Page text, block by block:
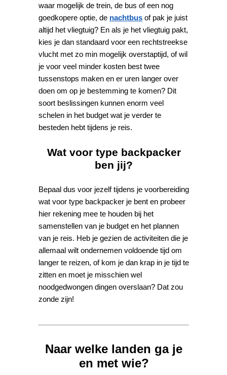
waar mogelijk de trein, de bus of een nog
goedkopere optie, de nachtbus of pak je juist
altijd het vliegtuig? En als je het vliegtuig pakt,
kies je dan standaard voor een rechtstreekse
vlucht met zo min mogelijk overstaptijd, of wil
je voor veel minder kosten best twee
tussenstops maken en er uren langer over
doen om op je bestemming te komen? Dit
soort beslissingen kunnen enorm veel
schelen in het budget wat je verder te
besteden hebt tijdens je reis.
Wat voor type backpacker
ben jij?
Bepaal dus voor jezelf tijdens je voorbereiding
wat voor type backpacker je bent en probeer
hier rekening mee te houden bij het
samenstellen van je budget en het plannen
van je reis. Heb je gezien de activiteiten die je
allemaal wilt ondernemen voldoende tijd om
langer te reizen, of kom je dan krap in je tijd te
zitten en moet je misschien wel
noodgedwongen dingen overslaan? Dat zou
zonde zijn!
Naar welke landen ga je
en met wie?